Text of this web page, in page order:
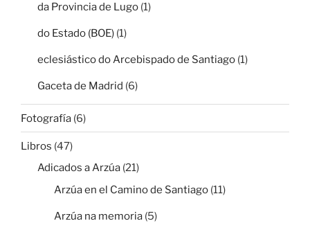
da Provincia de Lugo (1)
do Estado (BOE) (1)
eclesiástico do Arcebispado de Santiago (1)
Gaceta de Madrid (6)
Fotografía (6)
Libros (47)
Adicados a Arzúa (21)
Arzúa en el Camino de Santiago (11)
Arzúa na memoria (5)